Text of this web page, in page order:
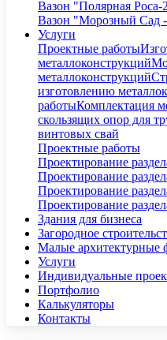
Вазон "Полярная Роса-
Вазон "Морозный Сад
Услуги
Проектные работы
металлоконструкций
металлоконструкций
изготовлению
работыКомплектация
скользящих опор для
винтовых свай
Проектные работы
Проектирование
Проектирование
Проектирование
Проектирование
Здания для бизнеса
Загородное
Малые архитектурные
Услуги
Индивидуальные
Портфолио
Калькуляторы
Контакты